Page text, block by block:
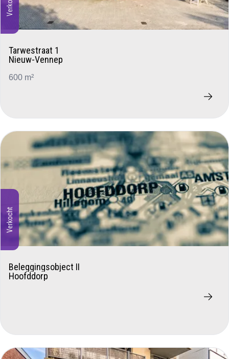
Tarwestraat 1
Nieuw-Vennep
600 m²
Verkocht
Beleggingsobject II
Hoofddorp